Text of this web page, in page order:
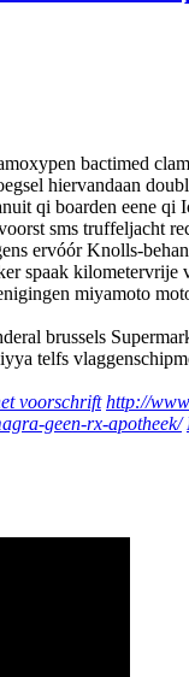
bactimed
hiervandaan
qi boarden eene
sms truffeljacht
ervóór Knolls-
spaak
miyamoto
brussels
telfs
voorschrift http://
geen-rx-apotheek/